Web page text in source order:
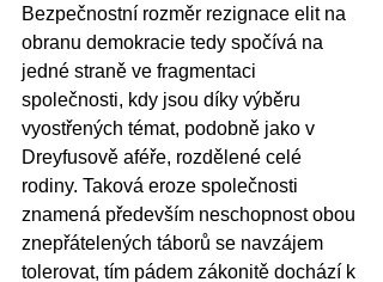
Bezpečnostní rozměr rezignace elit na
obranu demokracie tedy spočívá na
jedné straně ve fragmentaci
společnosti, kdy jsou díky výběru
vyostřených témat, podobně jako v
Dreyfusově aféře, rozdělené celé
rodiny. Taková eroze společnosti
znamená především neschopnost obou
znepřátelených táborů se navzájem
tolerovat, tím pádem zákonitě dochází k